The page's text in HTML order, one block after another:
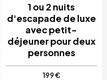
1 ou 2 nuits
d'escapade de luxe
avec petit-
déjeuner pour deux
personnes
199 €